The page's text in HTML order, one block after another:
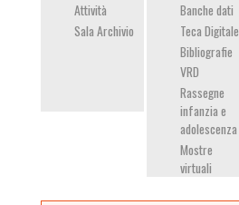
Attività
Sala Archivio
Banche dati
Teca Digitale
Bibliografie
VRD
Rassegne
infanzia e
adolescenza
Mostre
virtuali